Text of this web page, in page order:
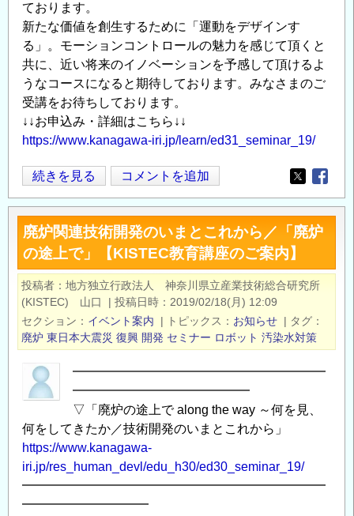
ております。
新たな価値を創生するために「運動をデザインす
る」。モーションコントロールの魅力を感じて頂くと
共に、近い将来のイノベーションを予感して頂けるよ
うなコースになると期待しております。みなさまのご
受講をお待ちしております。
↓↓お申込み・詳細はこちら↓↓
https://www.kanagawa-iri.jp/learn/ed31_seminar_19/
KISTEC
教
育
講
座
「モ
ー
シ
ョ
ン
コ
ロ
ー
ル
続きを見る コメントを追加
Opens in
廃炉関連技術開発のいまとこれから／「廃炉
の途上で」【KISTEC教育講座のご案内】
投稿者
地方独立行政法人 神奈川県立産業技術総合研究所
(KISTEC) 山口
| 投稿日時
2019/02/18(月) 12:09
セクション
イベント案内 | トピックス お知らせ | タグ
廃炉 東日本大震災 復興 開発 セミナー ロボット 汚染水対策
━━━━━━━━━━━━━━━━━━━━
━━━━━━━━━━━━━━
▽「廃炉の途上で along the way ～何を見、
何をしてきたか／技術開発のいまとこれから」
https://www.kanagawa-
iri.jp/res_human_devl/edu_h30/ed30_seminar_19/
━━━━━━━━━━━━━━━━━━━━━━━━
━━━━━━━━━━